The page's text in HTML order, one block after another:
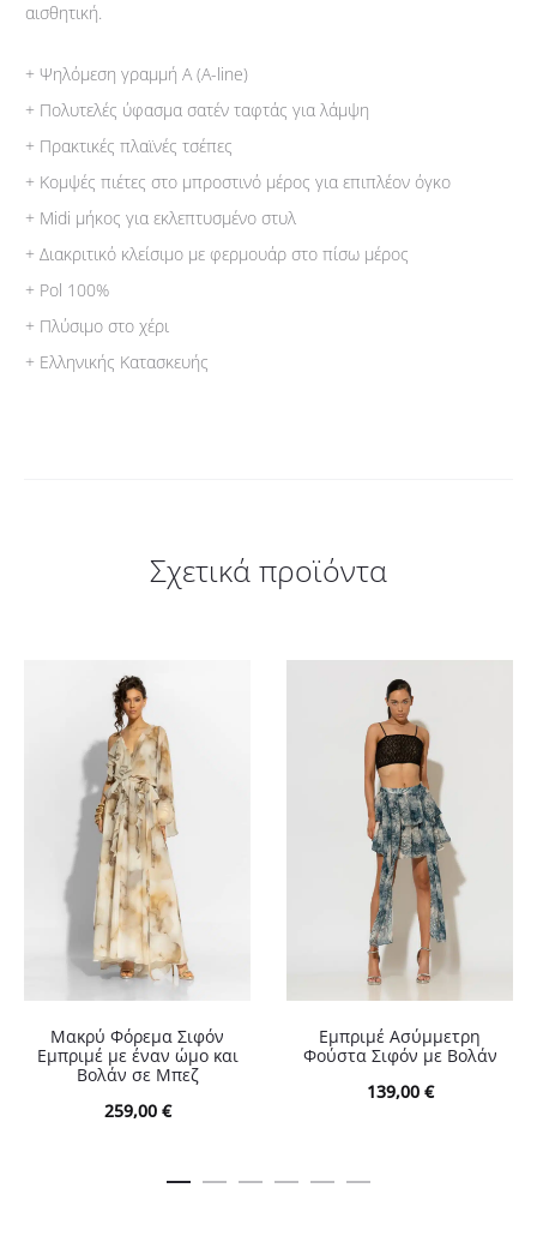
αισθητική.
+ Ψηλόμεση γραμμή Α (A-line)
+ Πολυτελές ύφασμα σατέν ταφτάς για λάμψη
+ Πρακτικές πλαϊνές τσέπες
+ Κομψές πιέτες στο μπροστινό μέρος για επιπλέον όγκο
+ Midi μήκος για εκλεπτυσμένο στυλ
+ Διακριτικό κλείσιμο με φερμουάρ στο πίσω μέρος
+ Pol 100%
+ Πλύσιμο στο χέρι
+ Ελληνικής Κατασκευής
Σχετικά προϊόντα
Μακρύ Φόρεμα Σιφόν
Εμπριμέ με έναν ώμο και
Βολάν σε Μπεζ
259,00 €
Εμπριμέ Ασύμμετρη
Φούστα Σιφόν με Βολάν
139,00 €